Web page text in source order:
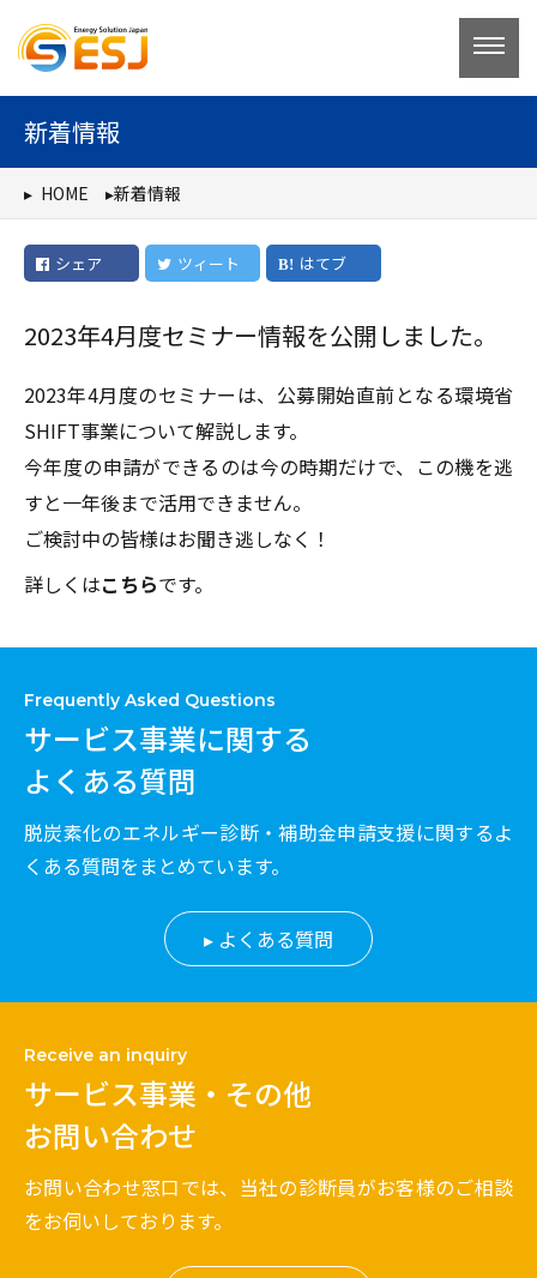
ス
キ
ッ
プ
新着情報
HOME 新着情報
シェア ツィート はてブ
2023年4月度セミナー情報を公開しました。
2023年4月度のセミナーは、公募開始直前となる環境省
SHIFT事業について解説します。
今年度の申請ができるのは今の時期だけで、この機を逃
すと一年後まで活用できません。
ご検討中の皆様はお聞き逃しなく！
詳しくはこちらです。
Frequently Asked Questions
サービス事業に関する
よくある質問
脱炭素化のエネルギー診断・補助金申請支援に関するよ
くある質問をまとめています。
よくある質問
Receive an inquiry
サービス事業・その他
お問い合わせ
お問い合わせ窓口では、当社の診断員がお客様のご相談
をお伺いしております。